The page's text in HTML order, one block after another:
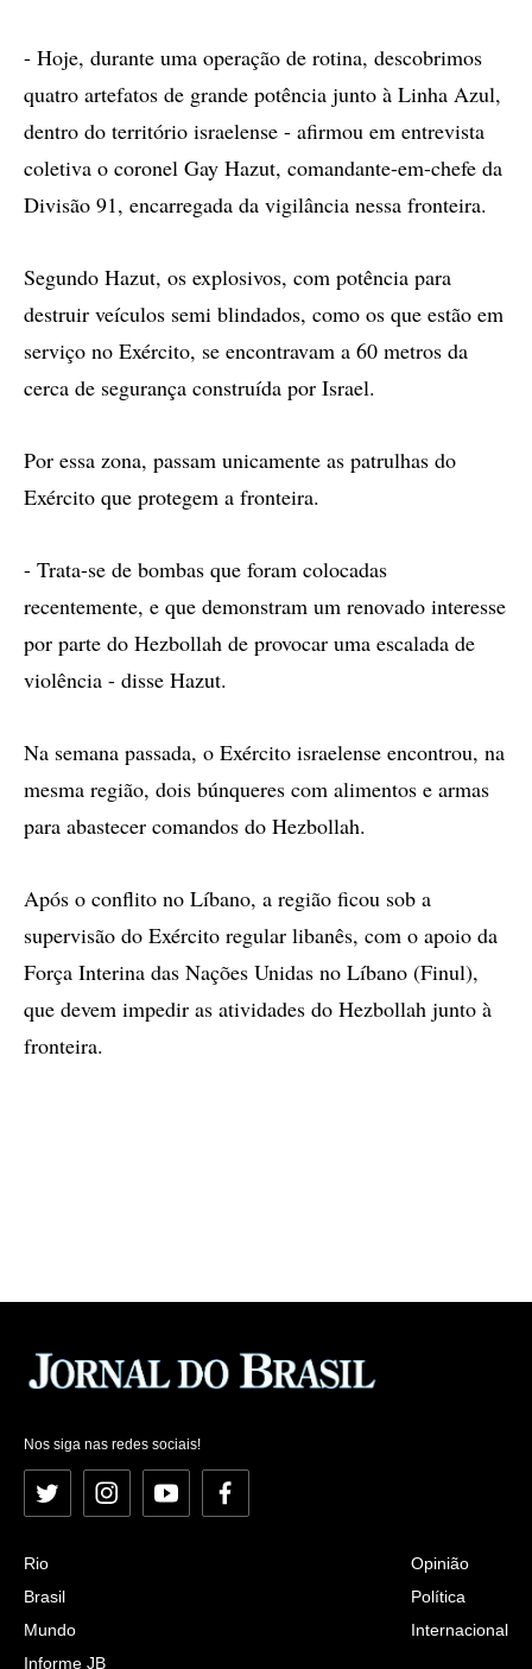
- Hoje, durante uma operação de rotina, descobrimos
quatro artefatos de grande potência junto à Linha Azul,
dentro do território israelense - afirmou em entrevista
coletiva o coronel Gay Hazut, comandante-em-chefe da
Divisão 91, encarregada da vigilância nessa fronteira.
Segundo Hazut, os explosivos, com potência para
destruir veículos semi blindados, como os que estão em
serviço no Exército, se encontravam a 60 metros da
cerca de segurança construída por Israel.
Por essa zona, passam unicamente as patrulhas do
Exército que protegem a fronteira.
- Trata-se de bombas que foram colocadas
recentemente, e que demonstram um renovado interesse
por parte do Hezbollah de provocar uma escalada de
violência - disse Hazut.
Na semana passada, o Exército israelense encontrou, na
mesma região, dois búnqueres com alimentos e armas
para abastecer comandos do Hezbollah.
Após o conflito no Líbano, a região ficou sob a
supervisão do Exército regular libanês, com o apoio da
Força Interina das Nações Unidas no Líbano (Finul),
que devem impedir as atividades do Hezbollah junto à
fronteira.
Nos siga nas redes sociais!
Twitter InstagramYouTubeFacebook
Rio
Brasil
Mundo
Informe JB
Opinião
Política
Internacional